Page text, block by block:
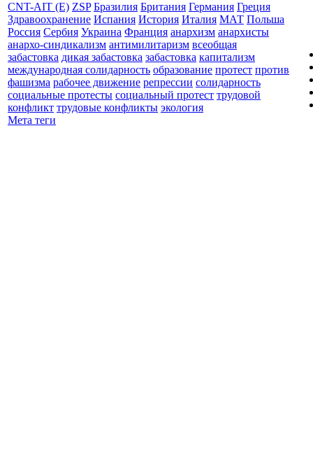
CNT-AIT (E) ZSP Бразилия Британия Германия Греция
Здравоохранение Испания История Италия МАТ Польша
Россия Сербия Украина Франция анархизм анархисты
анархо-синдикализм антимилитаризм всеобщая
забастовка дикая забастовка забастовка капитализм
международная солидарность образование протест против
фашизма рабочее движение репрессии солидарность
социальные протесты социальный протест трудовой
конфликт трудовые конфликты экология
Мета теги